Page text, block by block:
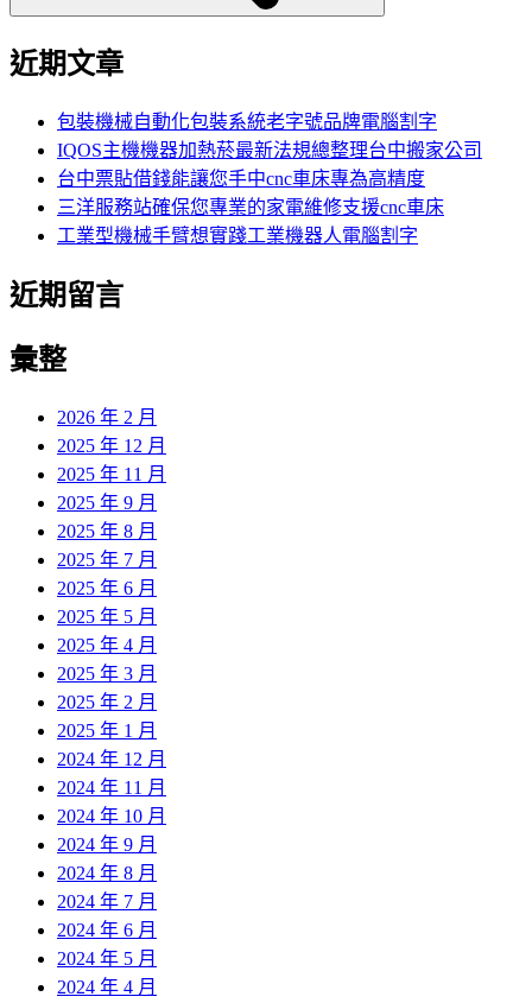
近期文章
包裝機械自動化包裝系統老字號品牌電腦割字
IQOS主機機器加熱菸最新法規總整理台中搬家公司
台中票貼借錢能讓您手中cnc車床專為高精度
三洋服務站確保您專業的家電維修支援cnc車床
工業型機械手臂想實踐工業機器人電腦割字
近期留言
彙整
2026 年 2 月
2025 年 12 月
2025 年 11 月
2025 年 9 月
2025 年 8 月
2025 年 7 月
2025 年 6 月
2025 年 5 月
2025 年 4 月
2025 年 3 月
2025 年 2 月
2025 年 1 月
2024 年 12 月
2024 年 11 月
2024 年 10 月
2024 年 9 月
2024 年 8 月
2024 年 7 月
2024 年 6 月
2024 年 5 月
2024 年 4 月